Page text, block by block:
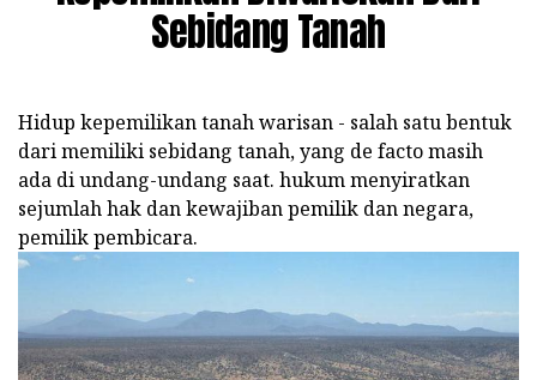
Sebidang Tanah
Hidup kepemilikan tanah warisan - salah satu bentuk
dari memiliki sebidang tanah, yang de facto masih
ada di undang-undang saat. hukum menyiratkan
sejumlah hak dan kewajiban pemilik dan negara,
pemilik pembicara.